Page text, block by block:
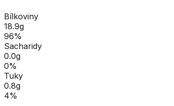
Bílkoviny
18.9g
96%
Sacharidy
0.0g
0%
Tuky
0.8g
4%